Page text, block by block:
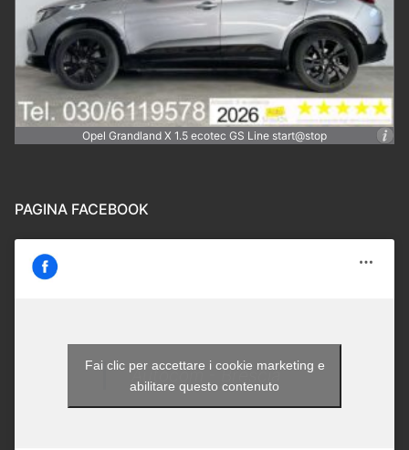
Opel Grandland X 1.5 ecotec GS Line start@stop
PAGINA FACEBOOK
Autocom - Brescia
Fai clic per accettare i cookie marketing e
abilitare questo contenuto